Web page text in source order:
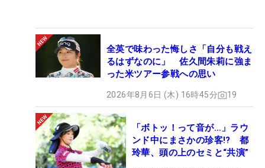
全英で味わった悔しさ「自分も戦え
るはずなのに」 佐久間朱莉に強ま
った米ツアー参戦への思い
2026年8月6日 (木) 16時45分 19
「ボトッ！って音が…」ラウ
ンド中にまさかの珍客!? 都
玲華、頭の上のセミと“共演”